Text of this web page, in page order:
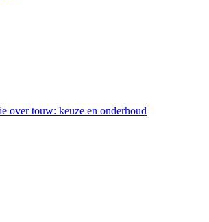
over touw: keuze en onderhoud